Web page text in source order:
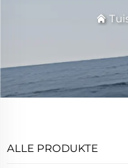
ALLE PRODUKTE